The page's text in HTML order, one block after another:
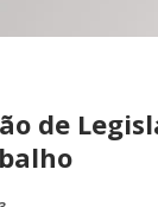
de